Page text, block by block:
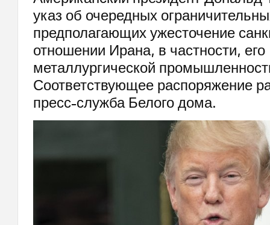
указ об очередных
предполагающих ужесточение
отношении Ирана, в частности, его
металлургической
Соответствующее распоряжение
пресс-служба Белого дома.